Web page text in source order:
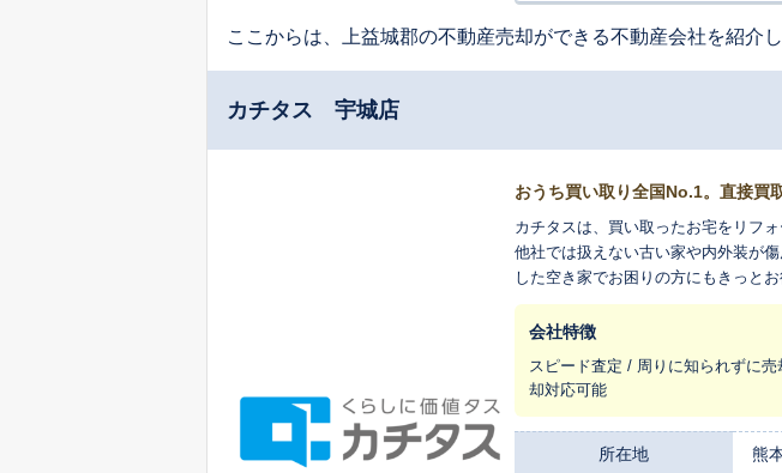
ここからは、上益城郡の不動産売却ができる不動産会社を紹介し
カチタス 宇城店
おうち買い取り全国No.1。直接買
カチタスは、買い取ったお宅をリフ
他社では扱えない古い家や内外装が
した空き家でお困りの方にもきっと
まれ変わらせ、長く住みつなぐお手
会社特徴
スピード査定 / 周りに知られずに
却対応可能
所在地 熊